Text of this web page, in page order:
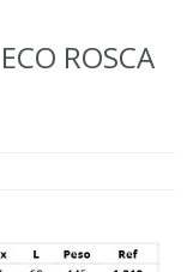
ROSCA